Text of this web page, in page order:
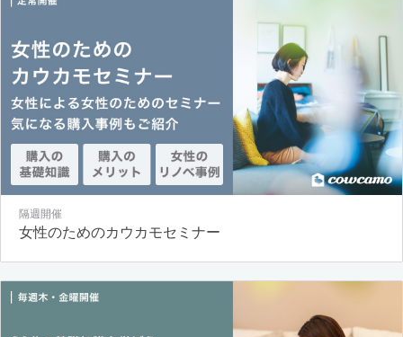
隔週開催
女性のためのカウカモセミナー